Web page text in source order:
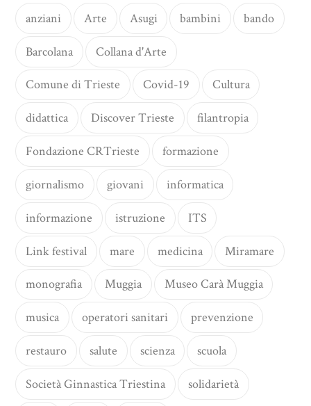
anziani Arte Asugi bambini bando
Barcolana Collana d'Arte
Comune di Trieste Covid-19 Cultura
didattica Discover Trieste filantropia
Fondazione CRTrieste formazione
giornalismo giovani informatica
informazione istruzione ITS
Link festival mare medicina Miramare
monografia Muggia Museo Carà Muggia
musica operatori sanitari prevenzione
restauro salute scienza scuola
Società Ginnastica Triestina solidarietà